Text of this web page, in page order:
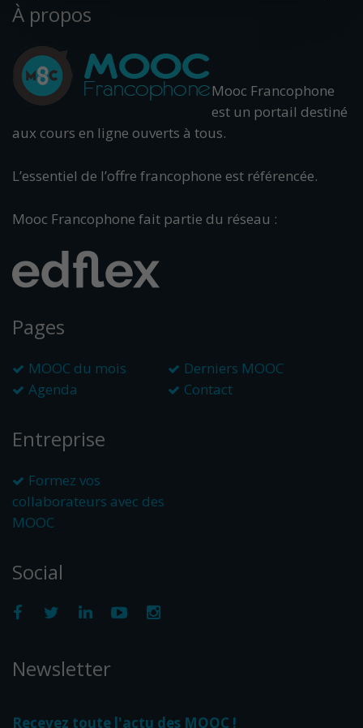
À propos
Mooc Francophone
est un portail destiné
aux cours en ligne ouverts à tous.
L’essentiel de l’offre francophone est référencée.
Mooc Francophone fait partie du réseau :
Pages
MOOC du mois
Derniers MOOC
Agenda
Contact
Entreprise
Formez vos
collaborateurs avec des
MOOC
Social
Newsletter
Recevez toute l'actu des MOOC !